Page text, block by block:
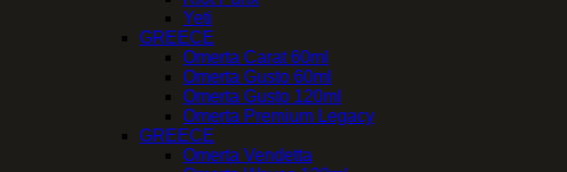
Yeti
GREECE
Omerta Carat 60ml
Omerta Gusto 60ml
Omerta Gusto 120ml
Omerta Premium Legacy
GREECE
Omerta Vendetta